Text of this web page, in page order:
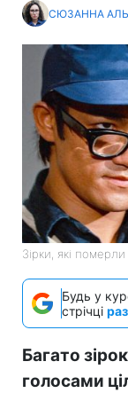
СЮЗАННА АЛЬ
Зірки, які
Будь у
стрічці
Багато
голосами